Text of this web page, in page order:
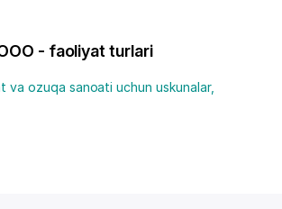
OOO - faoliyat turlari
va ozuqa sanoati uchun uskunalar,